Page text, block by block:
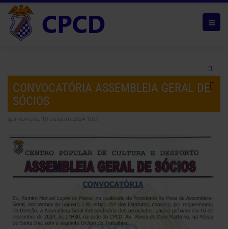
CONVOCATÓRIA ASSEMBLEIA GERAL DE
SÓCIOS
quinta-feira, 10 outubro 2024 10:01